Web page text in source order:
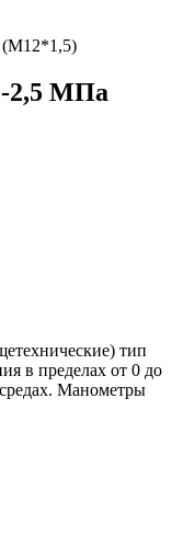
(М12*1,5)
2,5 МПа
тип
в пределах от 0 до
Манометры